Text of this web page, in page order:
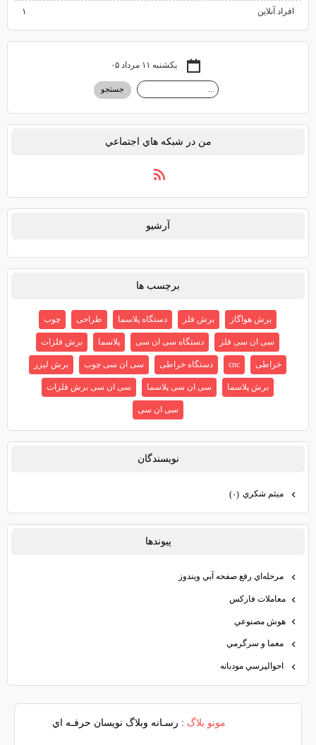
افراد آنلاین ۱
یکشنبه ۱۱ مرداد ۰۵
من در شبكه هاي اجتماعي
آرشيو
برچسب ها
برش هواگاز برش فلز دستگاه پلاسما طراحی چوب
سی ان سی فلز دستگاه سی ان سی پلاسما برش فلزات
خراطی cnc دستگاه خراطی سی ان سی چوب برش لیزر
برش پلاسما سی ان سی پلاسما سی ان سی برش فلزات
سی ان سی
نويسندگان
ميثم شكري (۰)
پيوندها
مرحله‌اي رفع صفحه آبي ويندوز
معاملات فاركس
هوش مصنوعي
معما و سرگرمي
احوالپرسي مودبانه
مونو بلاگ : رسـانه وبلاگ نويسان حرفـه اي